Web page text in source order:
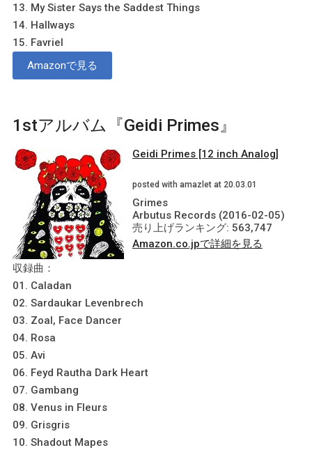
13. My Sister Says the Saddest Things
14. Hallways
15. Favriel
Amazonで見る
1stアルバム『Geidi Primes』
Geidi Primes [12 inch Analog]
posted with amazlet at 20.03.01
Grimes
Arbutus Records (2016-02-05)
売り上げランキング: 563,747
Amazon.co.jpで詳細を見る
収録曲：
01. Caladan
02. Sardaukar Levenbrech
03. Zoal, Face Dancer
04. Rosa
05. Avi
06. Feyd Rautha Dark Heart
07. Gambang
08. Venus in Fleurs
09. Grisgris
10. Shadout Mapes